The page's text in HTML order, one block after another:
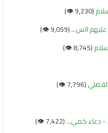
(9,230 👁️)
عليهم الس...(9,059 👁️)
(8,745 👁️)
(7,796 👁️)
- دعاء كمي...(7,422 👁️)